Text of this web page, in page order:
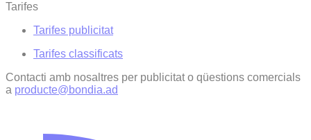
Tarifes
Tarifes publicitat
Tarifes classificats
Contacti amb nosaltres per publicitat o qüestions comercials
a producte@bondia.ad